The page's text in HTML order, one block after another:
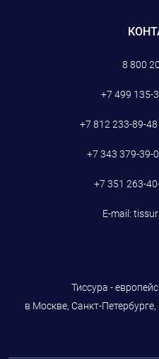
8 800
+7 499 135-
+7 812 233-89-48
+7 343 379-39-
+7 351 263-
E-mail:
Тиссура -
в Москве, Санкт-